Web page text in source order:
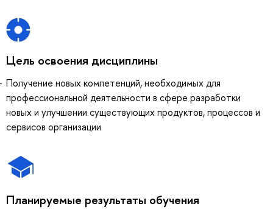
Цель освоения дисциплины
Получение новых компетенций, необходимых для
профессиональной деятельности в сфере разработки
новых и улучшении существующих продуктов, процессов и
сервисов организации
Планируемые результаты обучения